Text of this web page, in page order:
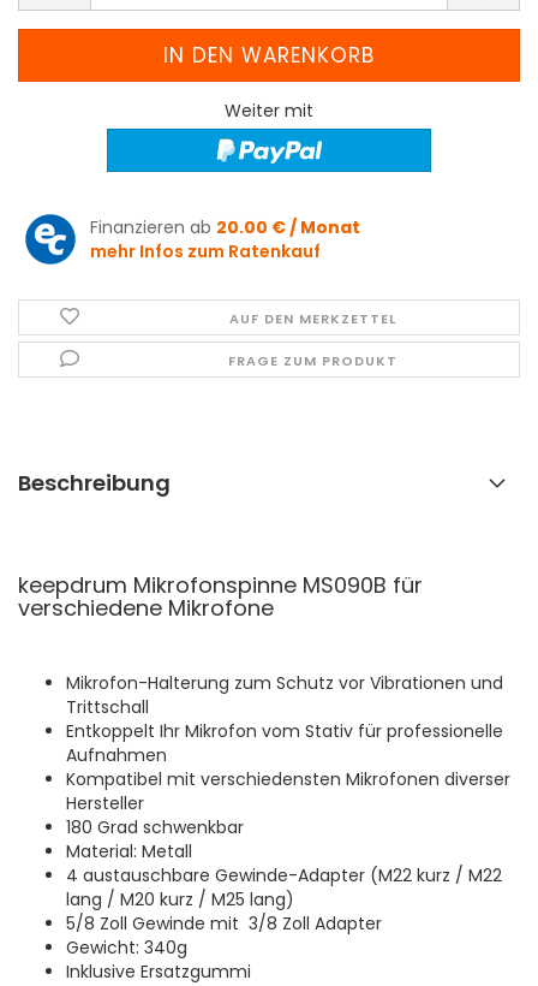
Weiter mit
Finanzieren ab 20.00 € / Monat
mehr Infos zum Ratenkauf
AUF DEN MERKZETTEL
FRAGE ZUM PRODUKT
Beschreibung
keepdrum Mikrofonspinne MS090B für
verschiedene Mikrofone
Mikrofon-Halterung zum Schutz vor Vibrationen und
Trittschall
Entkoppelt Ihr Mikrofon vom Stativ für professionelle
Aufnahmen
Kompatibel mit verschiedensten Mikrofonen diverser
Hersteller
180 Grad schwenkbar
Material: Metall
4 austauschbare Gewinde-Adapter (M22 kurz / M22
lang / M20 kurz / M25 lang)
5/8 Zoll Gewinde mit 3/8 Zoll Adapter
Gewicht: 340g
Inklusive Ersatzgummi